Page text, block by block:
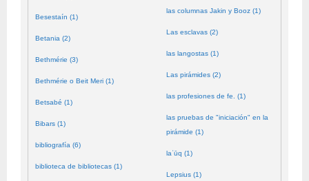
Besestaín (1)
Betania (2)
Bethmérie (3)
Bethmérie o Beit Meri (1)
Betsabé (1)
Bibars (1)
bibliografía (6)
biblioteca de bibliotecas (1)
las columnas Jakin y Booz (1)
Las esclavas (2)
las langostas (1)
Las pirámides (2)
las profesiones de fe. (1)
las pruebas de "iniciación" en la
pirámide (1)
laʿūq (1)
Lepsius (1)